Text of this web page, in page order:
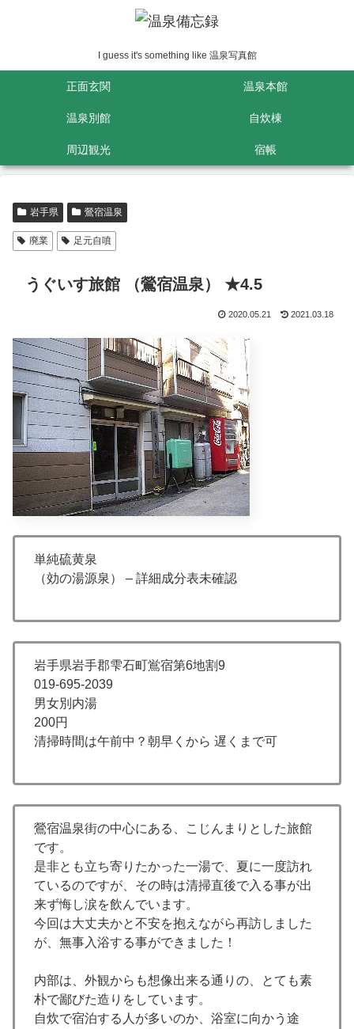
I guess it's something like 温泉写真館
正面玄関 温泉本館
温泉別館 自炊棟
周辺観光 宿帳
岩手県 鶯宿温泉
廃業 足元自噴
うぐいす旅館 （鶯宿温泉） ★4.5
2020.05.21 2021.03.18
単純硫黄泉
（効の湯源泉） – 詳細成分表未確認
岩手県岩手郡雫石町鴬宿第6地割9
019-695-2039
男女別内湯
200円
清掃時間は午前中？朝早くから 遅くまで可
鶯宿温泉街の中心にある、こじんまりとした旅館
です。
是非とも立ち寄りたかった一湯で、夏に一度訪れ
ているのですが、その時は清掃直後で入る事が出
来ず悔し涙を飲んでいます。
今回は大丈夫かと不安を抱えながら再訪しました
が、無事入浴する事ができました！
内部は、外観からも想像出来る通りの、とても素
朴で鄙びた造りをしています。
自炊で宿泊する人が多いのか、浴室に向かう途